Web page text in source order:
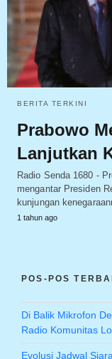
BERITA TERKINI
Prabowo
Lanjutkan
Radio Senda 1680 -
mengantar Presiden
kunjungan
1 tahun ago
POS-POS
Di Balik Mikrofon
Radio Komunitas
Evolusi Jadwal